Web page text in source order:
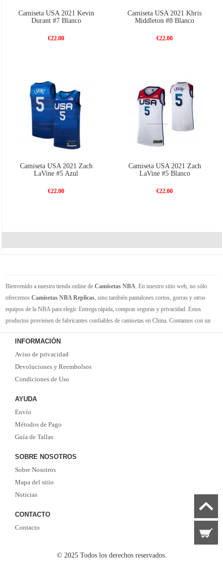
Camiseta USA 2021 Kevin
Durant #7 Blanco
€22.00
Camiseta USA 2021 Khris
Middleton #8 Blanco
€22.00
Camiseta USA 2021 Zach
LaVine #5 Azul
€22.00
Camiseta USA 2021 Zach
LaVine #5 Blanco
€22.00
Bienvenido a nuestra tienda online de Camisetas NBA. En nuestro sitio web, no sólo
ofrecemos Camisetas NBA Replicas, sino también pantalones cortos, gorras y otros
equipos de la NBA para elegir. Entrega rápida, compras seguras y privacidad. Estos
productos provienen de fabricantes confiables de camisetas en China. Contamos con un
gran inventario de camisetas de la NBA. Disponible en varios tamaños. Siéntete orgulloso
de tus equipos y jugadores favoritos. ¡Envío rápido! ¡Tiempo de entrega corto! ¡Oportuna
y buena comunicación! ¡Ofertas actualizadas y camisetas nuevas de vez en cuando!
Satisfacer las necesidades de cada cliente.
INFORMACIÓN
Aviso de privacidad
Devoluciones y Reembolsos
Condiciones de Uso
AYUDA
Envío
Métodos de Pago
Guía de Tallas
SOBRE NOSOTROS
Sobre Nosotros
Mapa del sitio
Noticias
CONTACTO
Contacto
© 2025 Todos los derechos reservados.